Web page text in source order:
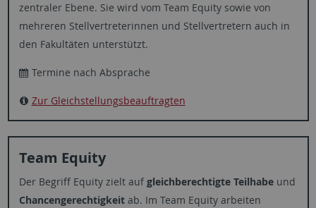
zentraler Ebene. Sie wird vom Team Equity sowie von
mehreren Stellvertreterinnen und Stellvertretern auch in
den Fakultäten unterstützt.
Termine nach Absprache
Zur Gleichstellungsbeauftragten
Team Equity
Der Begriff Equity zielt auf gleichberechtigte Teilhabeund
Chancengerechtigkeit ab. Im Team Equity arbeiten